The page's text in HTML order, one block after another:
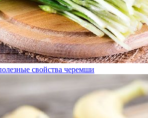
свойства черемши